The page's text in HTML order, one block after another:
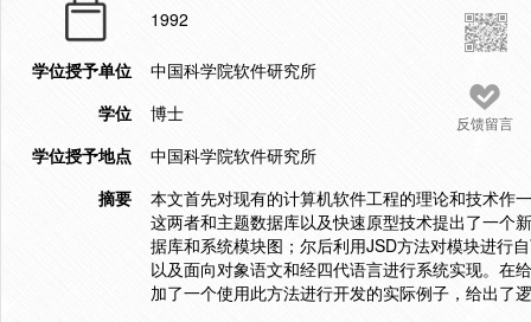
反馈留言
1992
学位授予单位
中国科学院软件研究所
学位
博士
学位授予地点
中国科学院软件研究所
摘要
本文首先对现有的计算机软件工程的理论和技术作
这两者和主题数据库以及快速原型技术提出了一个
据库和系统模块图；尔后利用JSD方法对模块进行
以及面向对象语文和经四代语言进行系统实现。在
加了一个使用此方法进行开发的实际例子，给出了